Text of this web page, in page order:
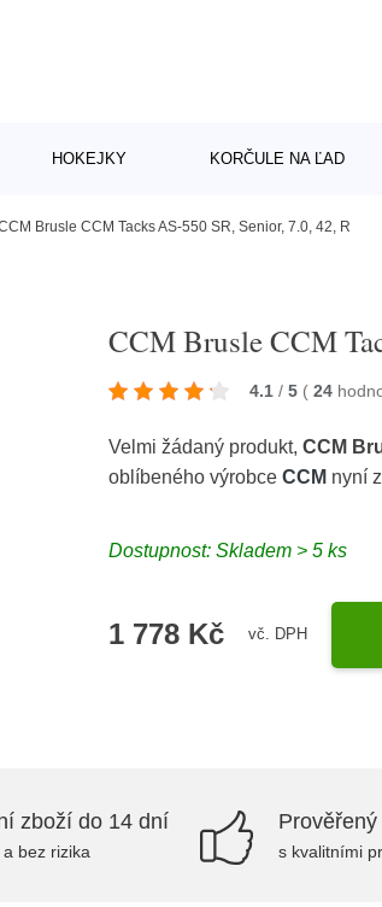
HOKEJKY KORČULE NA ĽAD
Brusle CCM Tacks AS-550 SR, Senior, 7.0, 42, R
CCM Brusle CCM
4.1 / 5 ( 24
Velmi žádaný produkt,CCM
oblíbeného výrobceCCM nyní
Dostupnost: Skladem > 5 ks
1 778 Kč vč. DPH
zboží do 14 dní
bez rizika s kvalitními